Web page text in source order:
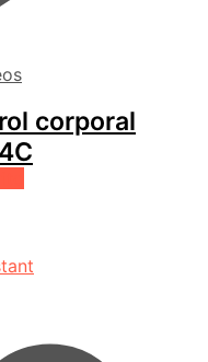
corporal